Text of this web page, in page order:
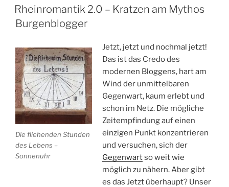
AM
Rheinromantik 2.0 – Kratzen am Mythos
Burgenblogger
Die fliehenden Stunden
des Lebens –
Sonnenuhr
Jetzt, jetzt und nochmal jetzt!
Das ist das Credo des
modernen Bloggens, hart am
Wind der unmittelbaren
Gegenwart, kaum erlebt und
schon im Netz. Die mögliche
Zeitempfindung auf einen
einzigen Punkt konzentrieren
und versuchen, sich der
Gegenwartso weit wie
möglich zu nähern. Aber gibt
es das Jetzt überhaupt? Unser